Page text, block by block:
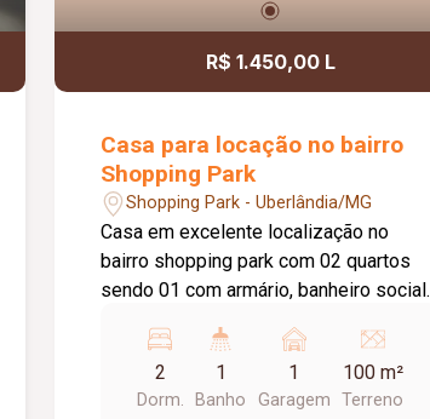
R$ 1.450,00 L
Casa para locação no bairro
Shopping Park
Shopping Park - Uberlândia/MG
Casa em excelente localização no
bairro shopping park com 02 quartos
sendo 01 com armário, banheiro social
ambientes, cozinha com armário sob
pia, área de serviço, 01 vaga de
garagem, câmeras de segurança.
2
Dorm.
1
Banho
1
Garagem
100 m²
Terreno